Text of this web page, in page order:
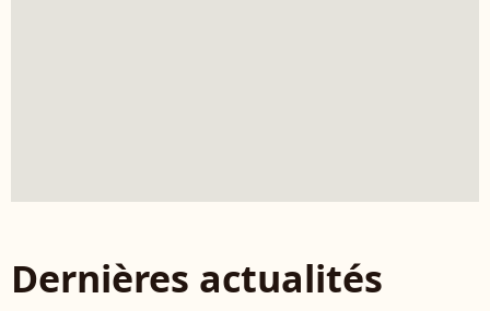
Dernières actualités